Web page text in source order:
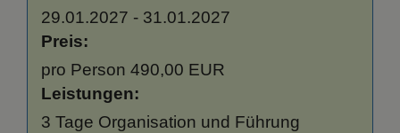
29.01.2027 - 31.01.2027
Preis:
pro Person 490,00 EUR
Leistungen:
3 Tage Organisation und Führung